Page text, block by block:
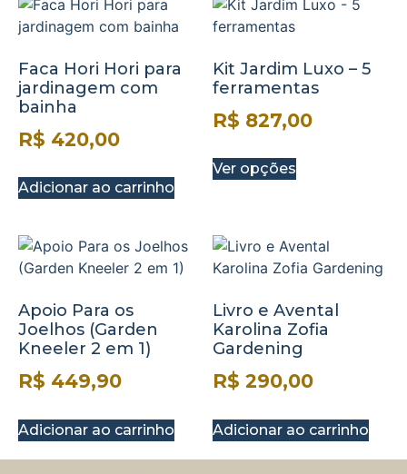
Faca Hori Hori para
jardinagem com
bainha
R$ 420,00
Adicionar ao carrinho
Kit Jardim Luxo – 5
ferramentas
R$ 827,00
Ver opções
Apoio Para os
Joelhos (Garden
Kneeler 2 em 1)
R$ 449,90
Adicionar ao carrinho
Livro e Avental
Karolina Zofia
Gardening
R$ 290,00
Adicionar ao carrinho